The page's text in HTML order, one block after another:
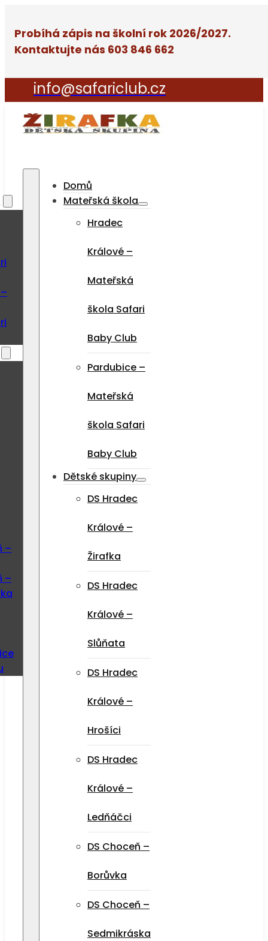
Probíhá zápis na školní rok 2026/2027.
Kontaktujte nás 603 846 662
info@safariclub.cz
–
–
Domů
Mateřská škola
Hradec
Králové –
Mateřská
škola Safari
Baby Club
Pardubice –
Mateřská
škola Safari
Baby Club
Dětské skupiny
DS Hradec
Králové –
Žirafka
DS Hradec
Králové –
Slůňata
DS Hradec
Králové –
Hrošíci
DS Hradec
Králové –
Ledňáčci
DS Choceň –
Borůvka
DS Choceň –
Sedmikráska